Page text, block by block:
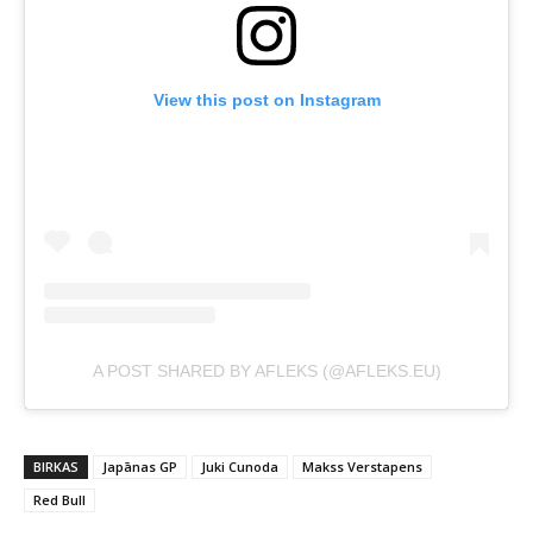
View this post on Instagram
A POST SHARED BY AFLEKS (@AFLEKS.EU)
BIRKAS Japānas GP Juki Cunoda
Makss Verstapens
Red Bull